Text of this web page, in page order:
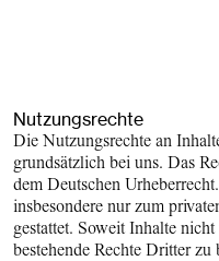
Nutzungsrechte
Die Nutzungsrechte an
grundsätzlich bei uns. Das
dem Deutschen
insbesondere nur zum
gestattet. Soweit Inhalte
bestehende Rechte Dritter zu